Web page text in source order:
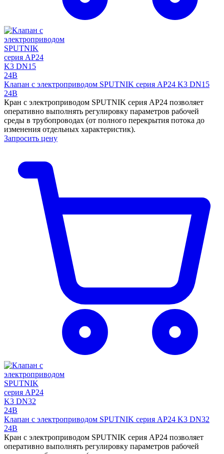
Клапан с электроприводом SPUTNIK серия AP24 K3 DN15
24B
Кран с электроприводом SPUTNIK серия AP24 позволяет
оперативно выполнять регулировку параметров рабочей
среды в трубопроводах (от полного перекрытия потока до
изменения отдельных характеристик).
Запросить цену
Клапан с электроприводом SPUTNIK серия AP24 K3 DN32
24B
Кран с электроприводом SPUTNIK серия AP24 позволяет
оперативно выполнять регулировку параметров рабочей